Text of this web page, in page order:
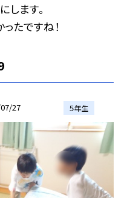
します。
たですね！
27 ５年生